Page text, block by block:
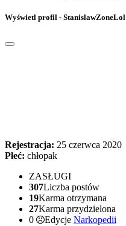
Wyświetl profil - StanislawZoneLol
Rejestracja: 25 czerwca 2020
Płeć: chłopak
ZASŁUGI
307Liczba postów
19Karma otrzymana
27Karma przydzielona
0
Edycje Narkopedii